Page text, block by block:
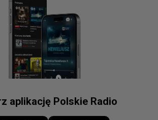
aplikację Polskie Radio